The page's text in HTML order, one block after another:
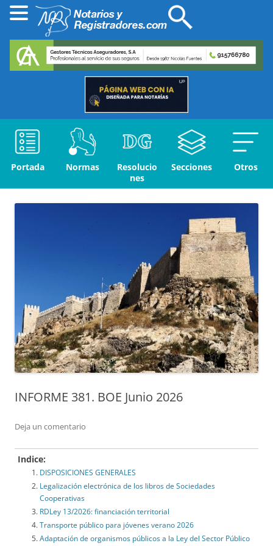
Portada Normas
Resolucio
nes
Secciones Otros
INFORME 381. BOE Junio 2026
Deja un comentario
Indice:
DISPOSICIONES GENERALES
Legalización electrónica de los libros de Sociedades
Cooperativas
RDLey 13/2026: financiación territorial
Transporte público para jóvenes verano 2026
Adaptación de organismos públicos a la Ley del Sector Público